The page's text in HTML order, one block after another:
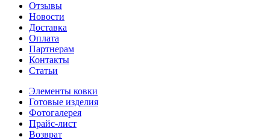
Отзывы
Новости
Доставка
Оплата
Партнерам
Контакты
Статьи
Элементы ковки
Готовые изделия
Фотогалерея
Прайс-лист
Возврат